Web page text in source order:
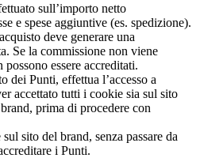
sull’importo netto
e spese aggiuntive (es. spedizione).
deve generare una
Se la commissione non viene
essere accreditati.
dei Punti, effettua l’accesso a
accettato tutti i cookie sia sul sito
prima di procedere con
sito del brand, senza passare da
i Punti.